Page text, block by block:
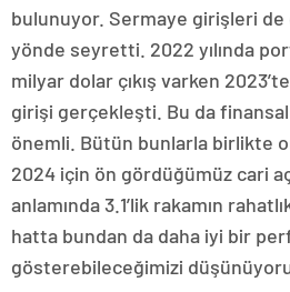
bulunuyor. Sermaye girişleri de
yönde seyretti. 2022 yılında
milyar dolar çıkış varken
girişi gerçekleşti. Bu da finansal
önemli. Bütün bunlarla birlikte
2024 için ön gördüğümüz cari
anlamında 3.1’lik rakamın
hatta bundan da daha iyi bir
gösterebileceğimizi